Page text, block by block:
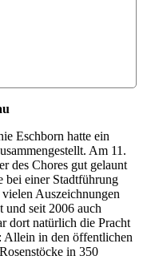
Eschborn hatte ein
Am 11.
des Chores gut gelaunt
bei einer Stadtführung
Auszeichnungen
und seit 2006 auch
dort natürlich die Pracht
Allein in den öffentlichen
in 350